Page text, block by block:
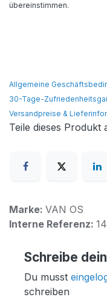
übereinstimmen.
Allgemeine
30-Tage-
Versandpreise &
Teile dieses Produkt
Marke: VAN OS
Interne Referenz:
Schreibe
Du musst
schreiben